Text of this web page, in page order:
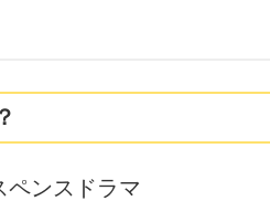
ペンスドラマ